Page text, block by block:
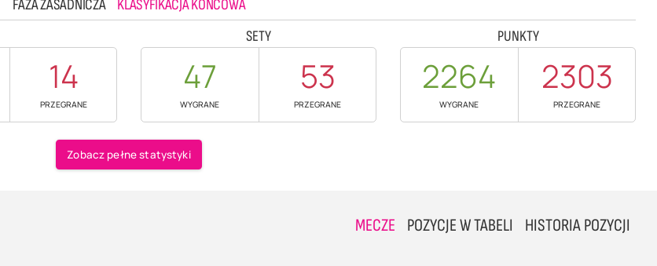
FAZA ZASADNICZA KLASYFIKACJA KOŃCOWA
14
PRZEGRANE
SETY
47
WYGRANE
53
PRZEGRANE
PUNKTY
2264
WYGRANE
2303
PRZEGRANE
Zobacz pełne statystyki
MECZE POZYCJE W TABELI HISTORIA POZYCJI